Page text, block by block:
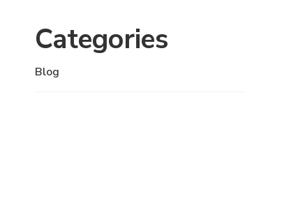
Categories
Blog